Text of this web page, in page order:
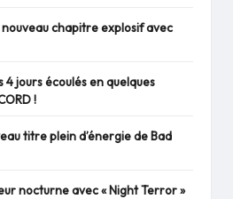
chapitre explosif avec
4 jours écoulés en quelques
!
titre plein d’énergie de Bad
nocturne avec « Night Terror »